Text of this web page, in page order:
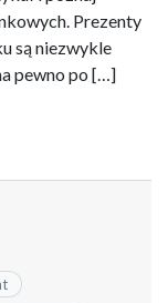
Prezenty
są niezwykle
pewno po […]